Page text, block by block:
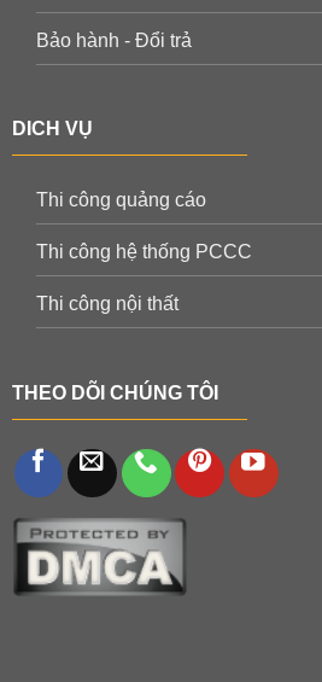
Bảo hành - Đổi trả
DICH VỤ
Thi công quảng cáo
Thi công hệ thống PCCC
Thi công nội thất
THEO DÕI CHÚNG TÔI